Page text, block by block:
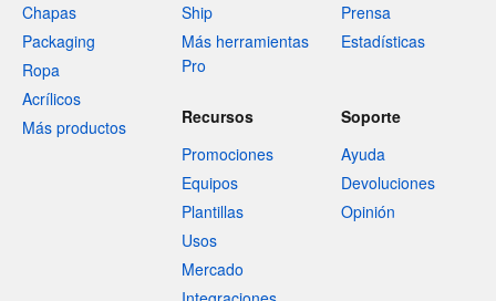
Chapas
Packaging
Ropa
Acrílicos
Más productos
Ship
Más herramientas
Pro
Prensa
Estadísticas
Recursos
Promociones
Equipos
Plantillas
Usos
Mercado
Soporte
Ayuda
Devoluciones
Opinión